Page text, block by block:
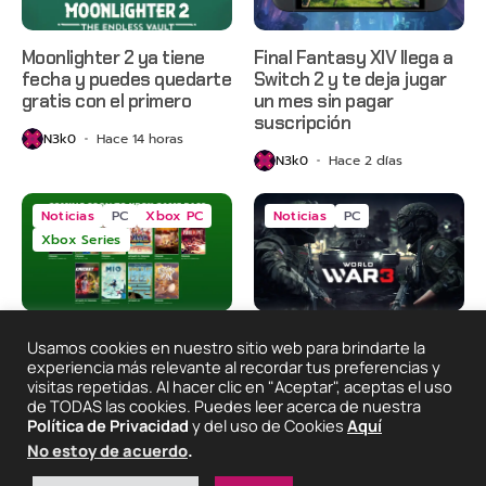
Moonlighter 2 ya tiene
fecha y puedes quedarte
gratis con el primero
N3k0 Hace 14 horas
Final Fantasy XIV llega a
Switch 2 y te deja jugar
un mes sin pagar
suscripción
N3k0 Hace 2 días
Noticias PC
Xbox PC
Xbox Series
Game Pass arranca
agosto con Gears of War:
E-Day, Grounded 2 y más
N3k0 Hace 2 días
Noticias PC
Se acabó la guerra: World
War 3 apaga sus
servidores
N3k0 Hace 3 días
Usamos cookies en nuestro sitio web para brindarte la
experiencia más relevante al recordar tus preferencias y
visitas repetidas. Al hacer clic en "Aceptar", aceptas el uso
de TODAS las cookies. Puedes leer acerca de nuestra
Política de Privacidad y del uso de Cookies Aquí
No estoy de acuerdo.